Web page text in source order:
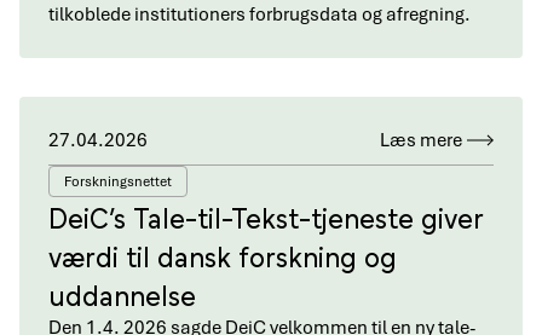
tilkoblede institutioners forbrugsdata og afregning.
27.04.2026 Læs mere
Forskningsnettet
DeiC’s Tale-til-Tekst-tjeneste giver
værdi til dansk forskning og
uddannelse
Den 1.4. 2026 sagde DeiC velkommen til en ny tale-